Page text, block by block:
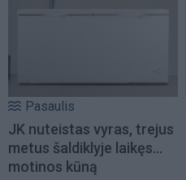
Pasaulis
JK nuteistas vyras, trejus
metus šaldiklyje laikęs...
motinos kūną